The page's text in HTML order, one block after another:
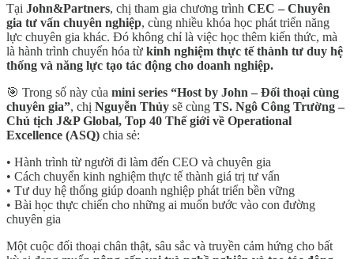
Tại John&Partners, chị tham gia chương trình CEC – Chuyên
gia tư vấn chuyên nghiệp, cùng nhiều khóa học phát triển năng
lực chuyên gia khác. Đó không chỉ là việc học thêm kiến thức, mà
là hành trình chuyển hóa từ kinh nghiệm thực tế thành tư duy hệ
thống và năng lực tạo tác động cho doanh nghiệp.
🎯 Trong số này của mini series “Host by John – Đối thoại cùng
chuyên gia”, chị Nguyễn Thủy sẽ cùng TS. Ngô Công Trường –
Chủ tịch J&P Global, Top 40 Thế giới về Operational
Excellence (ASQ) chia sẻ:
• Hành trình từ người đi làm đến CEO và chuyên gia
• Cách chuyển kinh nghiệm thực tế thành giá trị tư vấn
• Tư duy hệ thống giúp doanh nghiệp phát triển bền vững
• Bài học thực chiến cho những ai muốn bước vào con đường
chuyên gia
Một cuộc đối thoại chân thật, sâu sắc và truyền cảm hứng cho bất